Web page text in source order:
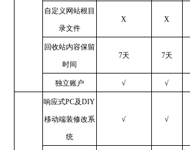
自定义网站根目
录文件
X X
回收站内容保留
时间
7天 7天
独立账户 √ √
响应式PC及DIY
移动端装修改系
统
√ √